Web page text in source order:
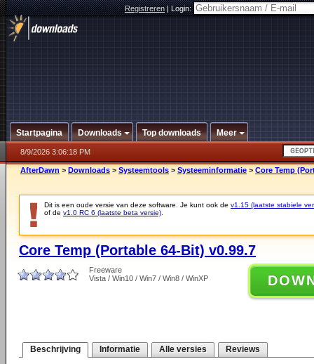
Registreren|Login:
Startpagina Downloads Top downloads Meer
8/9/2026 3:06:18 PM
AfterDawn > Downloads > Systeemtools > Systeeminformatie > Core Temp
Dit is een oude versie van deze software. Je kunt ook de v1.15 (laatste stabiele
of de v1.0 RC 6 (laatste beta versie)
Core Temp (Portable 64-Bit) v0.99.7
Freeware
Vista / Win10 / Win7 / Win8 / WinXP
Beschrijving Informatie Alle versies Reviews